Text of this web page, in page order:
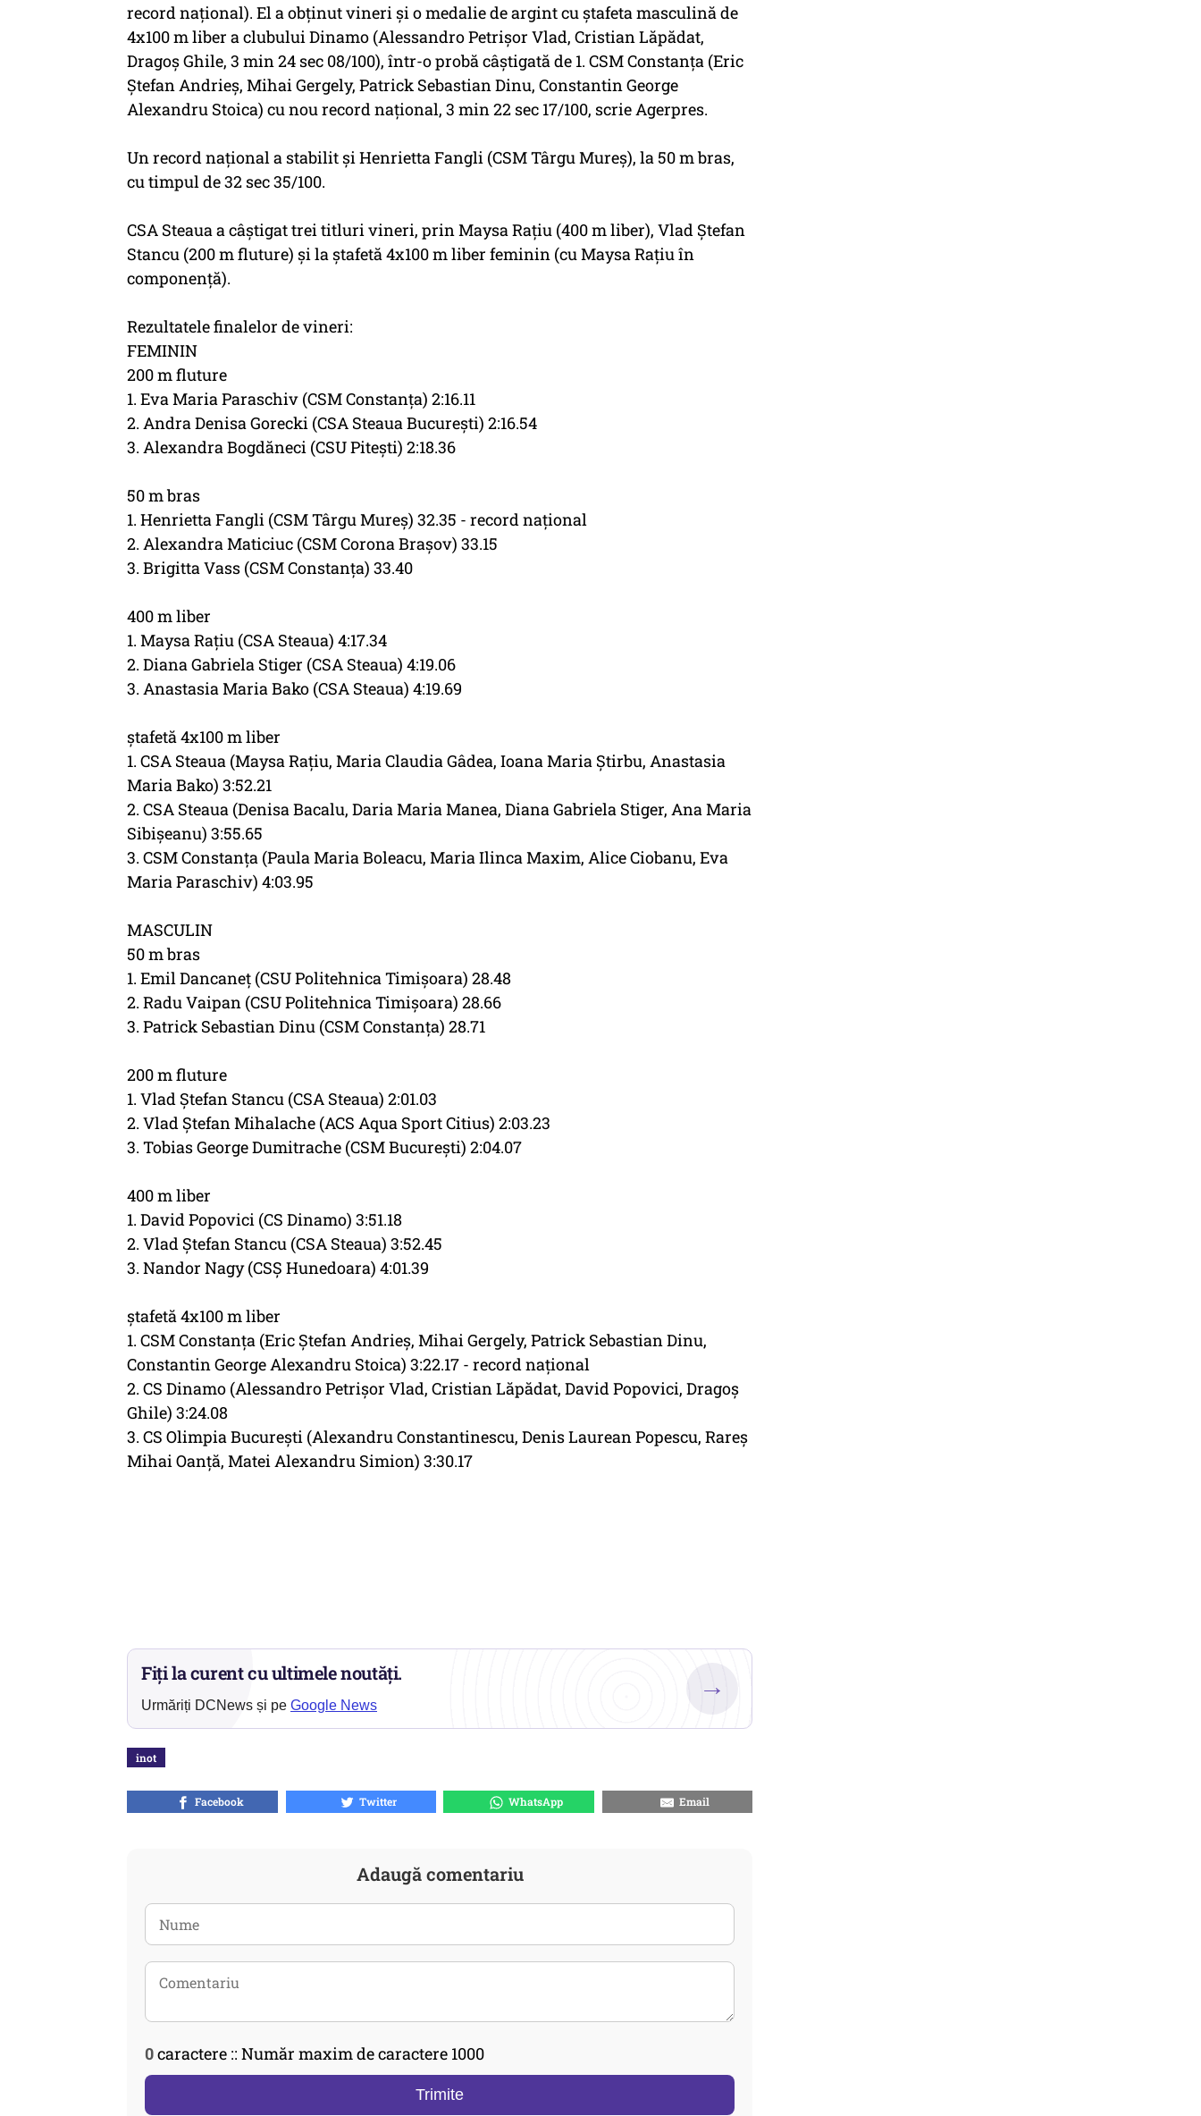
record naţional). El a obţinut vineri şi o medalie de argint cu ştafeta masculină de
4x100 m liber a clubului Dinamo (Alessandro Petrişor Vlad, Cristian Lăpădat,
Dragoş Ghile, 3 min 24 sec 08/100), într-o probă câştigată de 1. CSM Constanţa (Eric
Ştefan Andrieş, Mihai Gergely, Patrick Sebastian Dinu, Constantin George
Alexandru Stoica) cu nou record naţional, 3 min 22 sec 17/100, scrie Agerpres.
Un record naţional a stabilit şi Henrietta Fangli (CSM Târgu Mureş), la 50 m bras,
cu timpul de 32 sec 35/100.
CSA Steaua a câştigat trei titluri vineri, prin Maysa Raţiu (400 m liber), Vlad Ştefan
Stancu (200 m fluture) şi la ştafetă 4x100 m liber feminin (cu Maysa Raţiu în
componenţă).
Rezultatele finalelor de vineri:
FEMININ
200 m fluture
1. Eva Maria Paraschiv (CSM Constanţa) 2:16.11
2. Andra Denisa Gorecki (CSA Steaua Bucureşti) 2:16.54
3. Alexandra Bogdăneci (CSU Piteşti) 2:18.36
50 m bras
1. Henrietta Fangli (CSM Târgu Mureş) 32.35 - record naţional
2. Alexandra Maticiuc (CSM Corona Braşov) 33.15
3. Brigitta Vass (CSM Constanţa) 33.40
400 m liber
1. Maysa Raţiu (CSA Steaua) 4:17.34
2. Diana Gabriela Stiger (CSA Steaua) 4:19.06
3. Anastasia Maria Bako (CSA Steaua) 4:19.69
ştafetă 4x100 m liber
1. CSA Steaua (Maysa Raţiu, Maria Claudia Gâdea, Ioana Maria Ştirbu, Anastasia
Maria Bako) 3:52.21
2. CSA Steaua (Denisa Bacalu, Daria Maria Manea, Diana Gabriela Stiger, Ana Maria
Sibişeanu) 3:55.65
3. CSM Constanţa (Paula Maria Boleacu, Maria Ilinca Maxim, Alice Ciobanu, Eva
Maria Paraschiv) 4:03.95
MASCULIN
50 m bras
1. Emil Dancaneţ (CSU Politehnica Timişoara) 28.48
2. Radu Vaipan (CSU Politehnica Timişoara) 28.66
3. Patrick Sebastian Dinu (CSM Constanţa) 28.71
200 m fluture
1. Vlad Ştefan Stancu (CSA Steaua) 2:01.03
2. Vlad Ştefan Mihalache (ACS Aqua Sport Citius) 2:03.23
3. Tobias George Dumitrache (CSM Bucureşti) 2:04.07
400 m liber
1. David Popovici (CS Dinamo) 3:51.18
2. Vlad Ştefan Stancu (CSA Steaua) 3:52.45
3. Nandor Nagy (CSŞ Hunedoara) 4:01.39
ştafetă 4x100 m liber
1. CSM Constanţa (Eric Ştefan Andrieş, Mihai Gergely, Patrick Sebastian Dinu,
Constantin George Alexandru Stoica) 3:22.17 - record naţional
2. CS Dinamo (Alessandro Petrişor Vlad, Cristian Lăpădat, David Popovici, Dragoş
Ghile) 3:24.08
3. CS Olimpia Bucureşti (Alexandru Constantinescu, Denis Laurean Popescu, Rareş
Mihai Oanţă, Matei Alexandru Simion) 3:30.17
Fiți la curent cu ultimele noutăți.
Urmăriți DCNews și pe Google News
→
inot
Facebook Twitter WhatsApp Email
Adaugă comentariu
0caractere :: Număr maxim de caractere 1000
Trimite